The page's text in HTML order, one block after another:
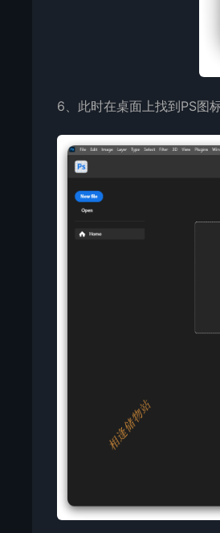
6、此时在桌面上找到PS图